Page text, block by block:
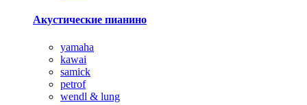
Акустические пианино
yamaha
kawai
samick
petrof
wendl & lung